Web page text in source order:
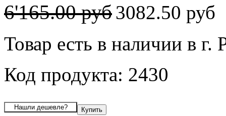
6'165.00 руб3082.50 руб
Товар есть в наличии в г.
Код продукта: 2430